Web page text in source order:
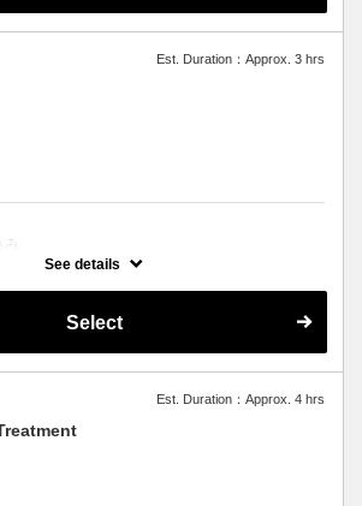
Est. Duration：Approx. 3 hrs
ご希望の方はこちらを選択くださいませ。
歴、デザインによっては一度のブリーチでは表
LL¥＋2200
See details
Select
Est. Duration：Approx. 4 hrs